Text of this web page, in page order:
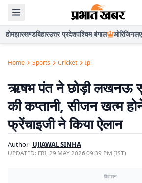
होमझारखण्डबिहारउत्तर प्रदेशपश्चिम बंगाल ओरिजिनल
Home Sports Cricket Ipl
ऋषभ पंत ने छोड़ी लखनऊ
की कप्तानी, सीजन खत्म
फ्रेंचाइजी ने किया ऐलान
Author UJJAWAL SINHA
UPDATED: FRI, 29 MAY 2026 09:39 PM (IST)
विज्ञापन